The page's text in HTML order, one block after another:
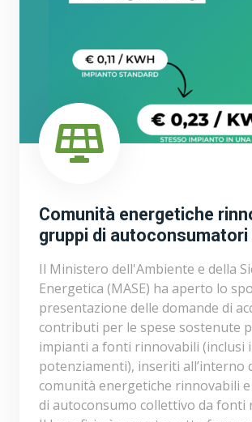
Comunità energetiche
gruppi di autoconsumatori
Il Ministero dell'Ambiente e della
Energetica (MASE) ha aperto lo
presentazione delle domande di
contributi per le spese sostenute
impianti a fonti rinnovabili (inclusi i
potenziamenti), inseriti all’interno
comunità energetiche rinnovabili
di autoconsumo collettivo da fonti